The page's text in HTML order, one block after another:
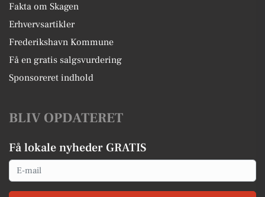
Fakta om Skagen
Erhvervsartikler
Frederikshavn Kommune
Få en gratis salgsvurdering
Sponsoreret indhold
BLIV OPDATERET
Få lokale nyheder GRATIS
Email